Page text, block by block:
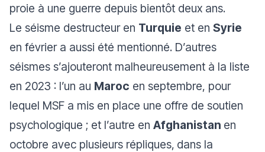
proie à une guerre depuis bientôt deux ans.
Le séisme destructeur en Turquie et en Syrie
en février a aussi été mentionné. D’autres
séismes s’ajouteront malheureusement à la liste
en 2023 : l’un au Maroc en septembre, pour
lequel MSF a mis en place une offre de soutien
psychologique ; et l’autre en Afghanistan en
octobre avec plusieurs répliques, dans la